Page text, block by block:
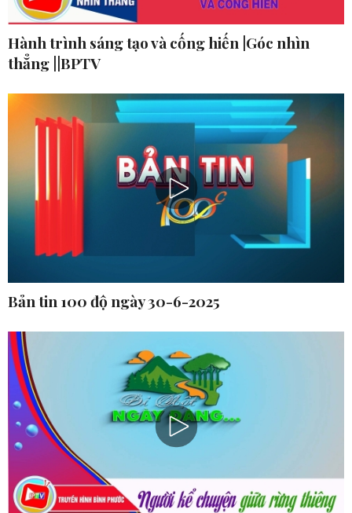
Hành trình sáng tạo và cống hiến |Góc nhìn
thẳng ||BPTV
Bản tin 100 độ ngày 30-6-2025